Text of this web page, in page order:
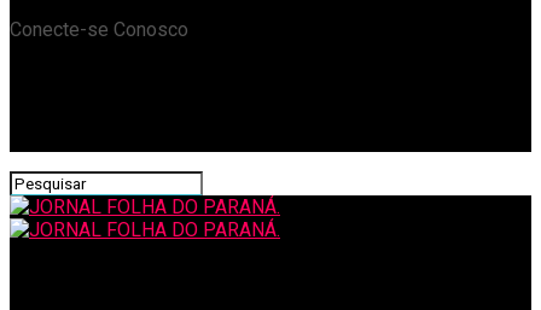
Conecte-se Conosco